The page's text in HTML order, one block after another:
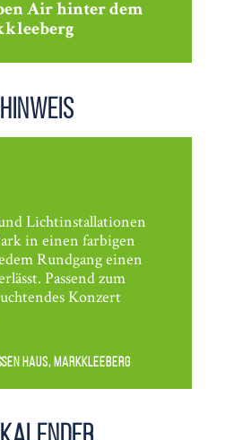
Air hinter dem
Lichtinstallationen
in einen farbigen
Rundgang einen
Passend zum
Konzert
Haus, Markkleeberg